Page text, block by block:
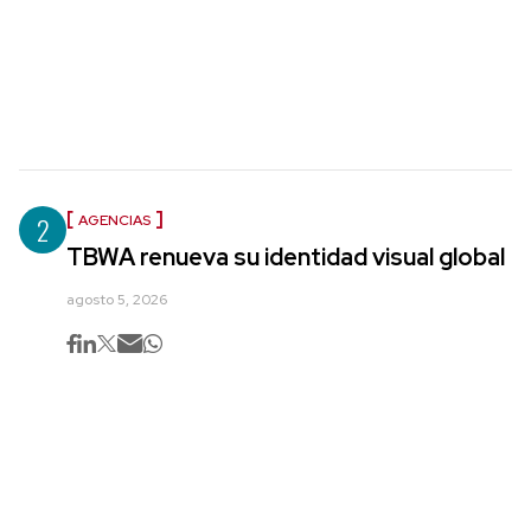
2 AGENCIAS
TBWA renueva su identidad visual global
agosto 5, 2026